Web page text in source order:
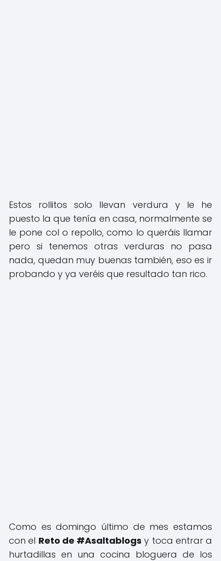
Estos rollitos solo llevan verdura y le he
puesto la que tenía en casa, normalmente se
le pone col o repollo, como lo queráis llamar
pero si tenemos otras verduras no pasa
nada, quedan muy buenas también, eso es ir
probando y ya veréis que resultado tan rico.
Como es domingo último de mes estamos
con el Reto de #Asaltablogs y toca entrar a
hurtadillas en una cocina bloguera de los